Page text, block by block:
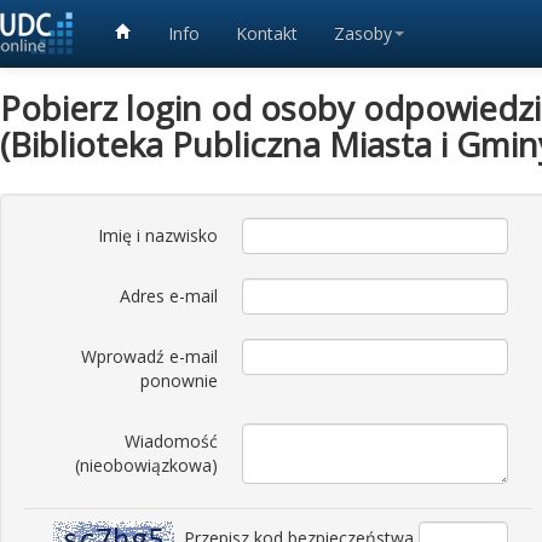
Info Kontakt Zasoby
Pobierz login od osoby
(Biblioteka Publiczna Miasta i
Imię i nazwisko
Adres e-mail
Wprowadź e-mail
ponownie
Wiadomość
(nieobowiązkowa)